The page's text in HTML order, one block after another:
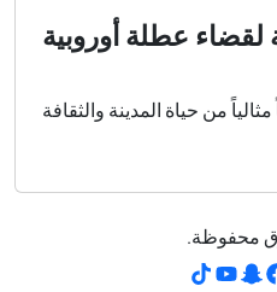
عطلة أوروبية
من حياة المدينة والثقافة